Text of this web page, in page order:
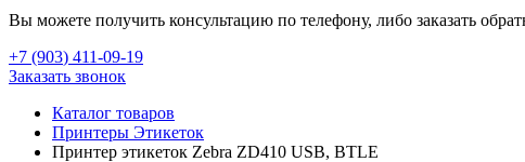
Вы можете получить консультацию по телефону, либо заказать
+7 (903) 411-09-19
Заказать звонок
Каталог товаров
Принтеры Этикеток
Принтер этикеток Zebra ZD410 USB, BTLE